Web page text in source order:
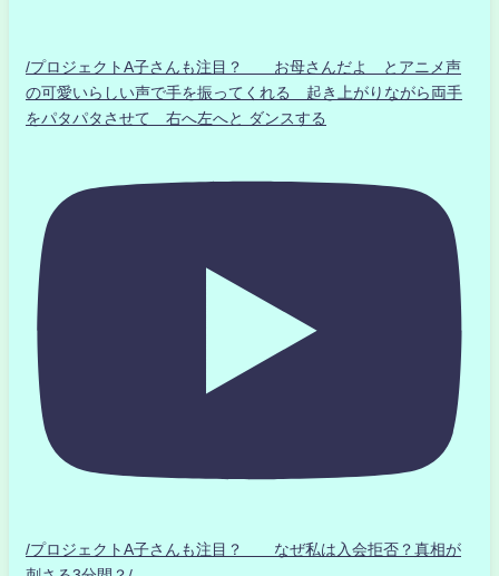
/プロジェクトA子さんも注目？ お母さんだよ とアニメ声
の可愛いらしい声で手を振ってくれる 起き上がりながら両手
をパタパタさせて 右へ左へと ダンスする
/プロジェクトA子さんも注目？ なぜ私は入会拒否？真相が